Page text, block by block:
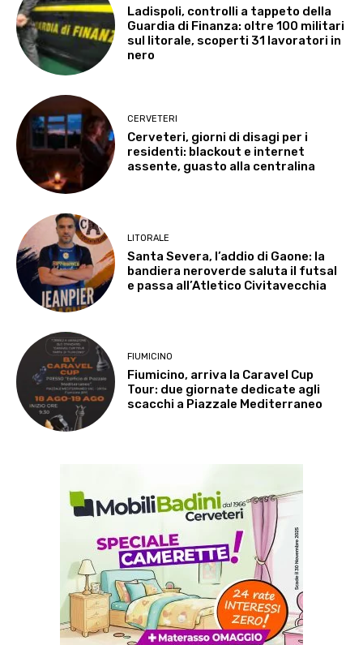
Ladispoli, controlli a tappeto della
Guardia di Finanza: oltre 100 militari
sul litorale, scoperti 31 lavoratori in
nero
CERVETERI
Cerveteri, giorni di disagi per i
residenti: blackout e internet
assente, guasto alla centralina
LITORALE
Santa Severa, l’addio di Gaone: la
bandiera neroverde saluta il futsal
e passa all’Atletico Civitavecchia
FIUMICINO
Fiumicino, arriva la Caravel Cup
Tour: due giornate dedicate agli
scacchi a Piazzale Mediterraneo